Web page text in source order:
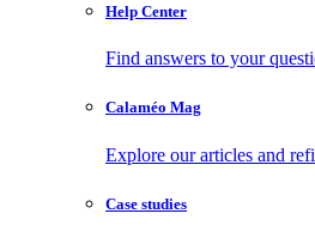
Help Center
Find answers to your
Calaméo Mag
Explore our articles and
Case studies